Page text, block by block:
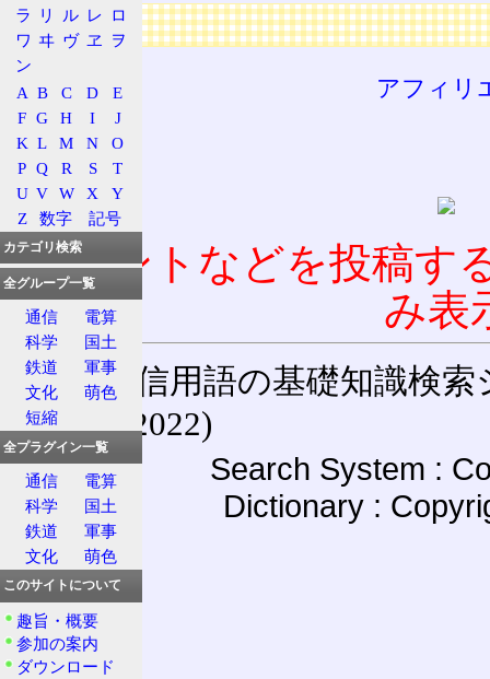
広告
アフィリ
コメントなどを投稿す
み表
通信用語の基礎知識検索
(27-May-2022)
Search System :
Dictionary :
ラ
リ ル レ ロ
ワ ヰ ヴ ヱ
ヲ
ン
A B C D
E
F G H I
J
K L M N
O
P Q R S
T
U V W X
Y
Z
数字 記号
カテゴリ検索
全グループ一覧
通信
電算
科学
国土
鉄道
軍事
文化
萌色
短縮
全プラグイン一覧
通信
電算
科学
国土
鉄道
軍事
文化
萌色
このサイトについて
趣旨・概要
参加の案内
ダウンロード